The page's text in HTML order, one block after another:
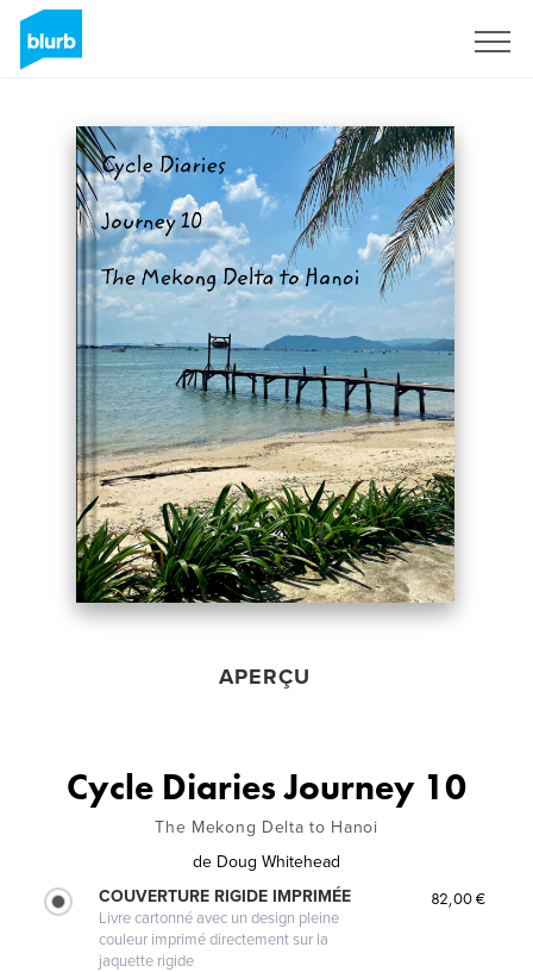
APERÇU
Cycle Diaries Journey 10
The Mekong Delta to Hanoi
de Doug Whitehead
COUVERTURE RIGIDE IMPRIMÉE
Livre cartonné avec un design pleine
couleur imprimé directement sur la
jaquette rigide
82,00 €